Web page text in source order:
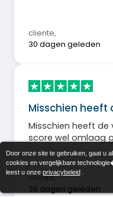
cliente,
30 dagen geleden
Misschien
Misschien heeft de
score wel omlaag
cliente,
39 dagen geleden
Door onze site te gebruiken, gaat u
cookies en vergelijkbare
leest u onze privacybeleid.